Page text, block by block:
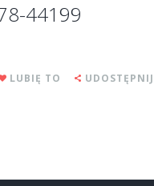
44199
LUBIĘ TO UDOSTĘPNIJ